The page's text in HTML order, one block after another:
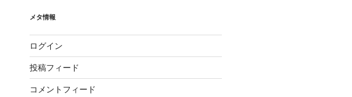
メタ情報
ログイン
投稿フィード
コメントフィード